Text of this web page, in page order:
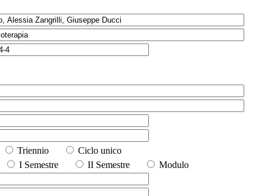
Triennio
Ciclo unico
I Semestre II Semestre
Modulo